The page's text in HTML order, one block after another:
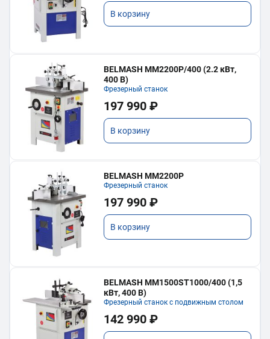
В корзину
BELMASH MM2200P/400 (2.2 кВт,
400 В)
Фрезерный станок
197 990 ₽
В корзину
BELMASH MM2200P
Фрезерный станок
197 990 ₽
В корзину
BELMASH MM1500ST1000/400 (1,5
кВт, 400 В)
Фрезерный станок с подвижным столом
142 990 ₽